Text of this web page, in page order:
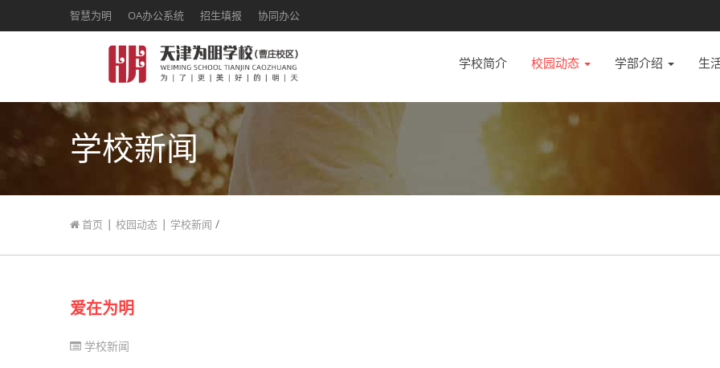
智慧为明 OA办公系统 招生填报 协同办公
学校简介 校园动态 学部介绍 生
学校新闻
首页 | 校园动态 | 学校新闻 /
爱在为明
学校新闻